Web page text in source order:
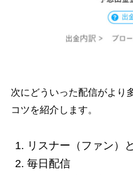
次にどういった配信がより
コツを紹介します。
リスナー（ファン）
毎日配信